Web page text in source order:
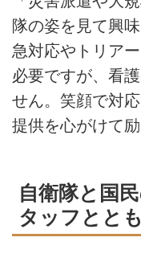
隊の姿を見て興
急対応やトリア
必要ですが、看
せん。笑顔で対
提供を心がけて
自衛隊と国
タッフとと